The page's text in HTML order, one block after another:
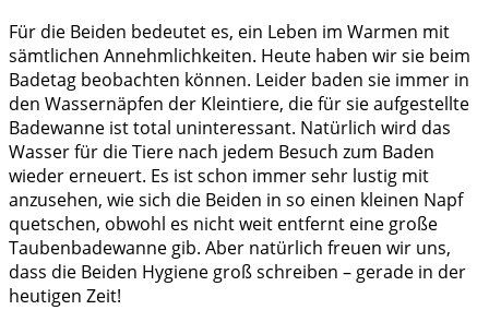
Für die Beiden bedeutet es, ein Leben im Warmen mit
sämtlichen Annehmlichkeiten. Heute haben wir sie beim
Badetag beobachten können. Leider baden sie immer in
den Wassernäpfen der Kleintiere, die für sie aufgestellte
Badewanne ist total uninteressant. Natürlich wird das
Wasser für die Tiere nach jedem Besuch zum Baden
wieder erneuert. Es ist schon immer sehr lustig mit
anzusehen, wie sich die Beiden in so einen kleinen Napf
quetschen, obwohl es nicht weit entfernt eine große
Taubenbadewanne gib. Aber natürlich freuen wir uns,
dass die Beiden Hygiene groß schreiben – gerade in der
heutigen Zeit!